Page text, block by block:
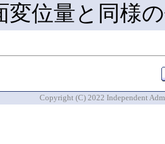
変位量と同様
Copyright (C) 2022 Independent